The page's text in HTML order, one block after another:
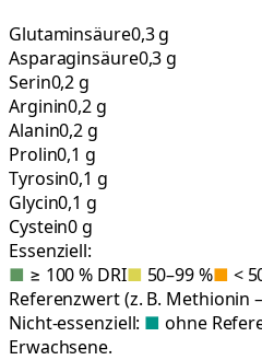
Glutaminsäure0,3 g
Asparaginsäure0,3 g
Serin0,2 g
Arginin0,2 g
Alanin0,2 g
Prolin0,1 g
Tyrosin0,1 g
Glycin0,1 g
Cystein0 g
Essenziell:
■ ≥ 100 % DRI■ 50–99 %■ <
Referenzwert (z. B. Methionin
Nicht-essenziell: ■ ohne
Erwachsene.